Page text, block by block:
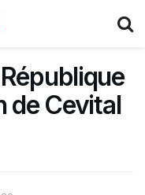
de Cevital